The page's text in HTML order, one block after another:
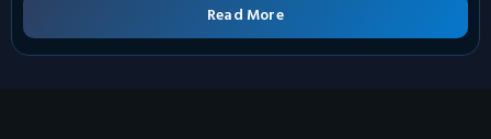
Read More